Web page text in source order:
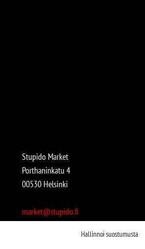
Hallinnoi suostumusta
Stupido Market
Porthaninkatu 4
00530 Helsinki
market@stupido.fi